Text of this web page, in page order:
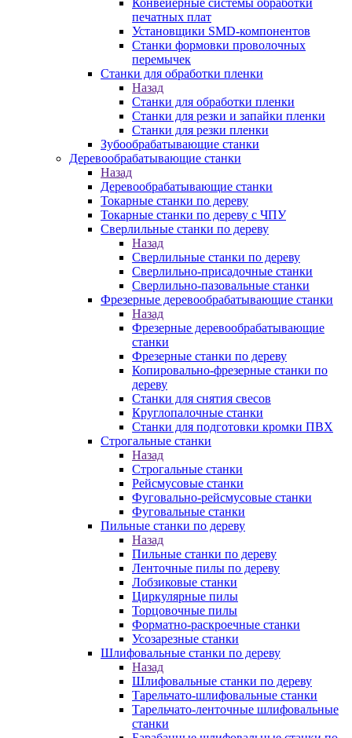
Конвейерные системы обработки
печатных плат
Установщики SMD-компонентов
Станки формовки проволочных
перемычек
Станки для обработки пленки
Назад
Станки для обработки пленки
Станки для резки и запайки пленки
Станки для резки пленки
Зубообрабатывающие станки
Деревообрабатывающие станки
Назад
Деревообрабатывающие станки
Токарные станки по дереву
Токарные станки по дереву с ЧПУ
Сверлильные станки по дереву
Назад
Сверлильные станки по дереву
Сверлильно-присадочные станки
Сверлильно-пазовальные станки
Фрезерные деревообрабатывающие станки
Назад
Фрезерные деревообрабатывающие
станки
Фрезерные станки по дереву
Копировально-фрезерные станки по
дереву
Станки для снятия свесов
Круглопалочные станки
Станки для подготовки кромки ПВХ
Строгальные станки
Назад
Строгальные станки
Рейсмусовые станки
Фуговально-рейсмусовые станки
Фуговальные станки
Пильные станки по дереву
Назад
Пильные станки по дереву
Ленточные пилы по дереву
Лобзиковые станки
Циркулярные пилы
Торцовочные пилы
Форматно-раскроечные станки
Усозарезные станки
Шлифовальные станки по дереву
Назад
Шлифовальные станки по дереву
Тарельчато-шлифовальные станки
Тарельчато-ленточные шлифовальные
станки